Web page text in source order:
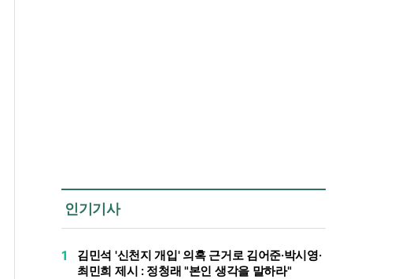
인기기사
1
김민석 '신천지 개입' 의혹 근거로 김어준·박시영·
최민희 제시 : 정청래 "본인 생각을 말하라"